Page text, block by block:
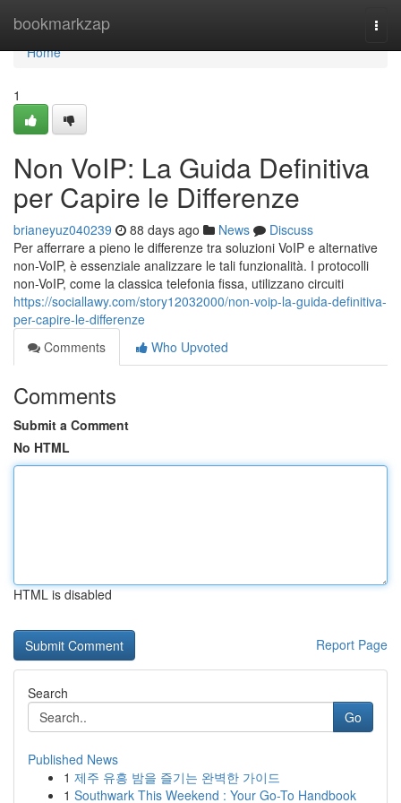
bookmarkzap
Home
Home
1
Non VoIP: La Guida Definitiva
per Capire le Differenze
brianeyuz040239 88 days ago News
Discuss
Per afferrare a pieno le differenze tra soluzioni VoIP e alternative
non-VoIP, è essenziale analizzare le tali funzionalità. I protocolli
non-VoIP, come la classica telefonia fissa, utilizzano circuiti
https://sociallawy.com/story12032000/non-voip-la-guida-definitiva-
per-capire-le-differenze
Comments
Who Upvoted
Comments
Submit a Comment
No HTML
HTML is disabled
Report Page
Search
Go
Published News
1 제주 유흥 밤을 즐기는 완벽한 가이드
1 Southwark This Weekend : Your Go-To Handbook